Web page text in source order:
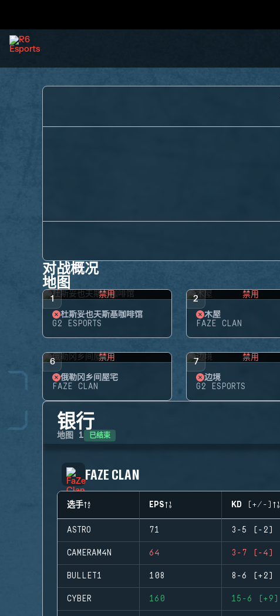
对战概况
地图
1 禁用
杜斯妥也夫斯基咖啡馆
G2 ESPORTS
2 禁用
木屋
FAZE CLAN
6 禁用
俄勒冈乡间屋宅
FAZE CLAN
7 禁用
边境
G2 ESPORTS
银行
地图 1 已结束
FAZE CLAN
选手 EPS KD (+/-)
ASTRO 71 3-5 (-2)
CAMERAM4N 64 3-7 (-4)
BULLET1 108 8-6 (+2)
CYBER 160 15-6 (+9)